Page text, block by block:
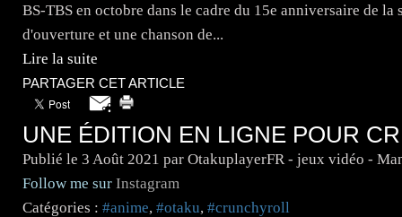
BS-TBS en octobre dans le cadre du 15e anniversaire de
d'ouverture et une chanson de...
Lire la suite
PARTAGER CET ARTICLE
UNE ÉDITION EN LIGNE POUR
Publié le 3 Août 2021 par OtakuplayerFR - jeux vidéo -
Follow me sur Instagram
Catégories : #anime, #otaku, #crunchyroll